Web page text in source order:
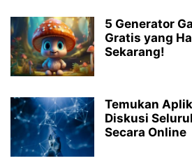
5 Generator
Gratis yang
Sekarang!
Temukan
Diskusi
Secara Online